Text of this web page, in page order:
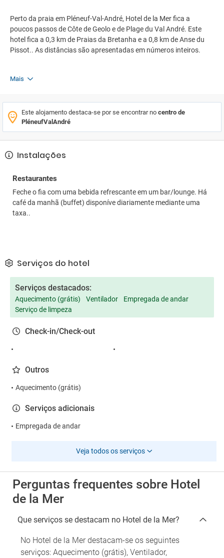
Perto da praia em Pléneuf-Val-André, Hotel de la Mer fica a
poucos passos de Côte de Geolo e de Plage du Val André. Este
hotel fica a 0,3 km de Praias da Bretanha e a 0,8 km de Anse du
Pissot.. As distâncias são apresentadas em números inteiros.
Mais
Este alojamento destaca-se por se encontrar no centro de
PléneufValAndré
Instalações
Restaurantes
Feche o fia com uma bebida refrescante em um bar/lounge. Há
café da manhã (buffet) disponíve diariamente mediante uma
taxa..
Serviços do hotel
Serviços destacados:
Aquecimento (grátis) Ventilador
Empregada de andar
Serviço de limpeza
Check-in/Check-out
Outros
Aquecimento (grátis)
Serviços adicionais
Empregada de andar
Veja todos os serviços
Perguntas frequentes sobre Hotel
de la Mer
Que serviços se destacam no Hotel de la Mer?
No Hotel de la Mer destacam-se os seguintes
serviços: Aquecimento (grátis), Ventilador,